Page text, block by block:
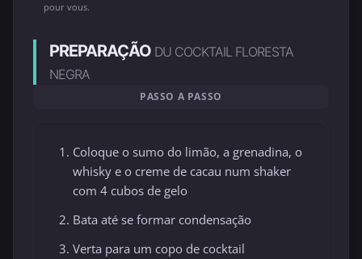
pour vous.
PREPARAÇÃO DU COCKTAIL FLORESTA
NEGRA
PASSO A PASSO
Coloque o sumo do limão, a grenadina, o
whisky e o creme de cacau num shaker
com 4 cubos de gelo
Bata até se formar condensação
Verta para um copo de cocktail